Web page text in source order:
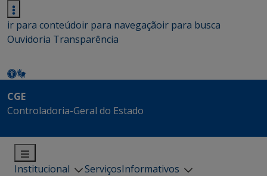
ir para conteúdoir para navegaçãoir para busca
Ouvidoria Transparência
CGE
Controladoria-Geral do Estado
Institucional ServiçosInformativos